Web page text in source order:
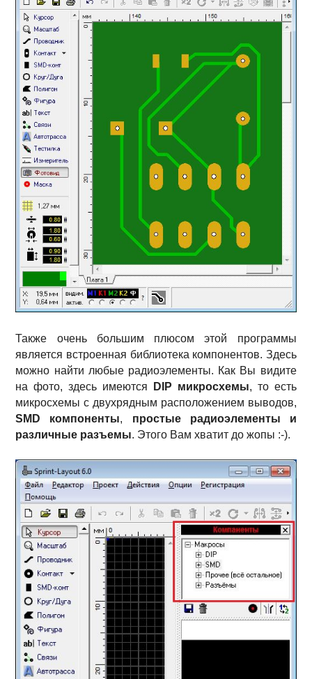
Также очень большим плюсом этой программы
является встроенная библиотека компонентов. Здесь
можно найти любые радиоэлементы. Как Вы видите
на фото, здесь имеются
DIP микросхемы, то есть
микросхемы с двухрядным расположением выводов,
SMD компоненты, простые радиоэлементы и
различные разъемы. Этого Вам хватит до жопы :-).